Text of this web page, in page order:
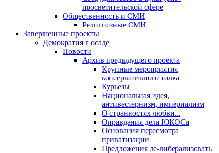
просветительской сфере
Общественность и СМИ
Религиозные СМИ
Завершенные проекты
Демократия в осаде
Новости
Архив предыдущего проекта
Крупные мероприятия
консервативного толка
Курьезы
Национальная идея,
антивестернизм, империализм
О странностях любви...
Оправдания дела ЮКОСа
Основания пересмотра
приватизации
Предложения де-либерализовать